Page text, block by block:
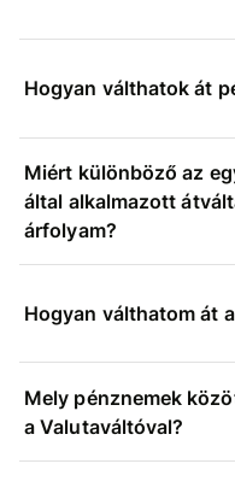
Hogyan válthatok át
Miért különböző az
által alkalmazott
árfolyam?
Hogyan válthatom át
Mely pénznemek
a Valutaváltóval?